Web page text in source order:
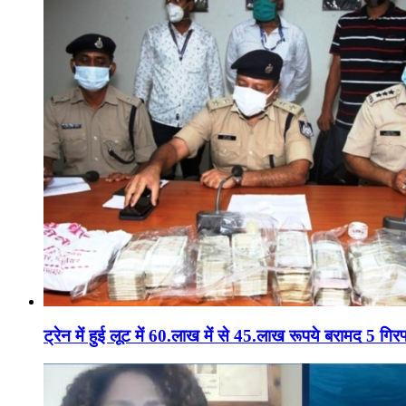
ट्रेन में हुई लूट में 60.लाख में से 45.लाख रूपये बरामद 5